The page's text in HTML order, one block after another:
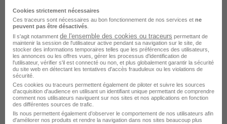
Tout public
Cookies strictement nécessaires
Ces traceurs sont nécessaires au bon fonctionnement de nos services et ne
peuvent pas être désactivés
Il s'agit notamment de l'ensemble des cookies ou traceurs permettant de
maintenir la session de l'utilisateur active pendant sa navigation sur le site, de
stocker des informations temporaires telles que les préférences des utilisateurs,
les annonces ou les offres vues, gérer les processus d'identification de
l'utilisateur, vérifier s'il est connecté ou non, et plus globalement garantir la sécurité
du site web en détectant les tentatives d'accès frauduleux ou les violations de
sécurité.
Ces cookies ou traceurs permettent également de piloter et suivre les sources
d'acquisition d'audience en utilisant un identifiant unique permettant de comprendre
comment nos utilisateurs naviguent sur nos sites et nos applications en fonction
des différentes sources de trafic.
Ils nous permettent également d’observer le comportement de nos utilisateurs afin
d'améliorer nos produits et rendre la navigation dans nos sites beaucoup plus